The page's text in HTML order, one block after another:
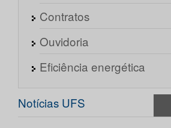
Contratos
Ouvidoria
Eficiência energética
Notícias UFS